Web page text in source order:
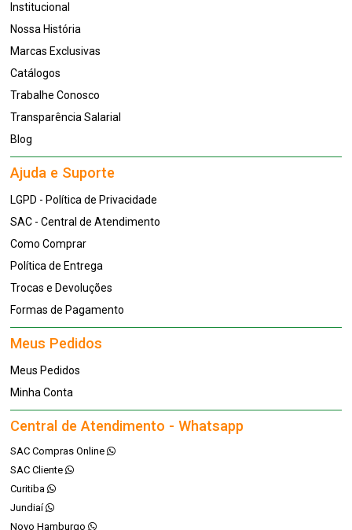
Institucional
Nossa História
Marcas Exclusivas
Catálogos
Trabalhe Conosco
Transparência Salarial
Blog
Ajuda e Suporte
LGPD - Política de Privacidade
SAC - Central de Atendimento
Como Comprar
Política de Entrega
Trocas e Devoluções
Formas de Pagamento
Meus Pedidos
Meus Pedidos
Minha Conta
Central de Atendimento - Whatsapp
SAC Compras Online
SAC Cliente
Curitiba
Jundiaí
Novo Hamburgo